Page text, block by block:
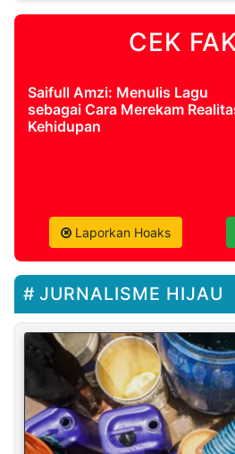
CEK
Saifull Amzi: Menulis Lagu
sebagai Cara Merekam
Kehidupan
Laporkan Hoaks
JURNALISME HIJAU